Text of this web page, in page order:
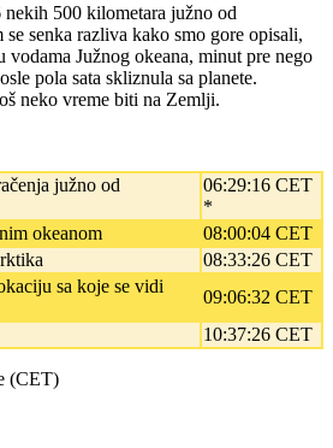
500 kilometara južno od
senka razliva kako smo gore opisali,
vodama Južnog okeana, minut pre nego
pola sata skliznula sa planete.
neko vreme biti na Zemlji.
južno od
06:29:16 CET
*
okeanom
08:00:04 CET
08:33:26 CET
sa koje se vidi
09:06:32 CET
10:37:26 CET
(CET)